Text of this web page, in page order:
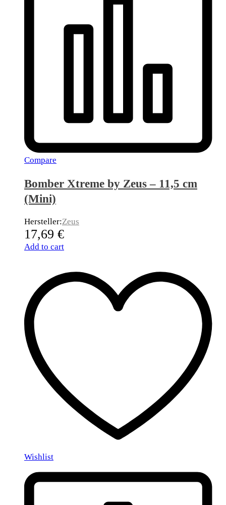
Compare
Bomber Xtreme by Zeus – 11,5 cm
(Mini)
Hersteller:Zeus
17,69 €
Add to cart
Wishlist